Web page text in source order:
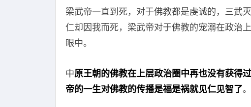
梁武帝一直到死，对于佛教都是虔诚的，三武
仁却因我而死，梁武帝对于佛教的宠溺在政治
眼中。
中原王朝的佛教在上层政治圈中再也没有获得
帝的一生对佛教的传播是福是祸就见仁见智了。